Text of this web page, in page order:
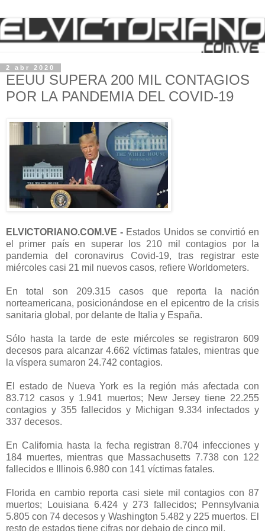
2 abr 2020
EEUU SUPERA 200 MIL CONTAGIOS
POR LA PANDEMIA DEL COVID-19
ELVICTORIANO.COM.VE - Estados Unidos se convirtió en
el primer país en superar los 210 mil contagios por la
pandemia del coronavirus Covid-19, tras registrar este
miércoles casi 21 mil nuevos casos, refiere Worldometers.
En total son 209.315 casos que reporta la nación
norteamericana, posicionándose en el epicentro de la crisis
sanitaria global, por delante de Italia y España.
Sólo hasta la tarde de este miércoles se registraron 609
decesos para alcanzar 4.662 víctimas fatales, mientras que
la víspera sumaron 24.742 contagios.
El estado de Nueva York es la región más afectada con
83.712 casos y 1.941 muertos; New Jersey tiene 22.255
contagios y 355 fallecidos y Michigan 9.334 infectados y
337 decesos.
En California hasta la fecha registran 8.704 infecciones y
184 muertes, mientras que Massachusetts 7.738 con 122
fallecidos e Illinois 6.980 con 141 víctimas fatales.
Florida en cambio reporta casi siete mil contagios con 87
muertos; Louisiana 6.424 y 273 fallecidos; Pennsylvania
5.805 con 74 decesos y Washington 5.482 y 225 muertos. El
resto de estados tiene cifras por debajo de cinco mil.